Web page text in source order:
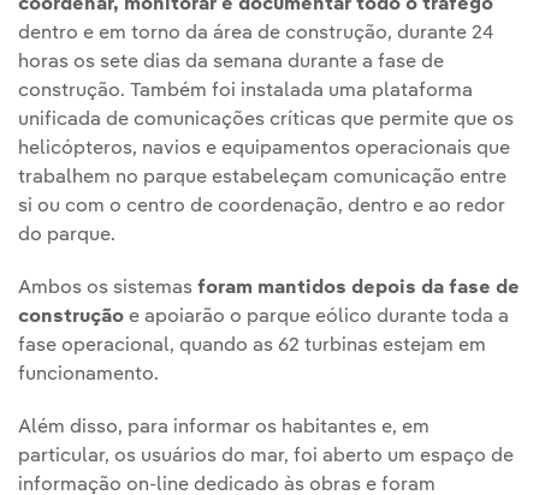
coordenar, monitorar e documentar todo o tráfego
dentro e em torno da área de construção, durante 24
horas os sete dias da semana durante a fase de
construção. Também foi instalada uma plataforma
unificada de comunicações críticas que permite que os
helicópteros, navios e equipamentos operacionais que
trabalhem no parque estabeleçam comunicação entre
si ou com o centro de coordenação, dentro e ao redor
do parque.
Ambos os sistemas foram mantidos depois da fase de
construção e apoiarão o parque eólico durante toda a
fase operacional, quando as 62 turbinas estejam em
funcionamento.
Além disso, para informar os habitantes e, em
particular, os usuários do mar, foi aberto um espaço de
informação on-line dedicado às obras e foram